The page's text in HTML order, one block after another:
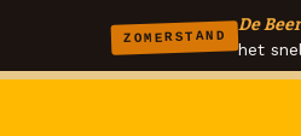
ZOMERSTAND
De
het